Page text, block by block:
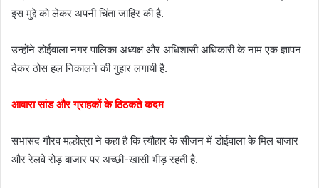
इस मुद्दे को लेकर अपनी चिंता जाहिर की है.
उन्होंने डोईवाला नगर पालिका अध्यक्ष और अधिशासी अधिकारी के नाम एक ज्ञापन
देकर ठोस हल निकालने की गुहार लगायी है.
आवारा सांड और ग्राहकों के ठिठकते कदम
सभासद गौरव मल्होत्रा ने कहा है कि त्यौहार के सीजन में डोईवाला के मिल बाजार
और रेलवे रोड़ बाजार पर अच्छी-खासी भीड़ रहती है.